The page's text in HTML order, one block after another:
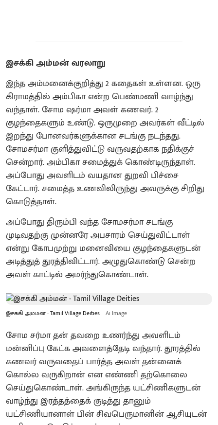
இசக்கி அம்மன் வரலாறு
இந்த அம்மனைக்குறித்து 2 கதைகள் உள்ளன. ஒரு
கிராமத்தில் அம்பிகா என்ற பெண்மணி வாழ்ந்து
வந்தாள். சோம ஷர்மா அவள் கணவர். 2
குழந்தைகளும் உண்டு.‌ ஒருமுறை அவர்கள் வீட்டில்
இறந்து போனவர்களுக்கான சடங்கு நடந்தது‌.
சோமசர்மா குளித்துவிட்டு வருவதற்காக நதிக்குச்
சென்றார். அம்பிகா சமைத்துக் கொண்டிருந்தாள்.
அப்போது அவளிடம் வயதான துறவி பிச்சை
கேட்டார். சமைத்த உணவிலிருந்து அவருக்கு சிறிது
கொடுத்தாள்.
அப்போது திரும்பி வந்த சோமசர்மா சடங்கு
முடிவதற்கு முன்னரே அபசாரம் செய்துவிட்டாள்
என்று கோபமுற்று மனைவியை குழந்தைகளுடன்
அடித்துத் துரத்திவிட்டார். அழுதுகொண்டு சென்ற
அவள் காட்டில் அமர்ந்துகொண்டாள்.
இசக்கி அம்மன் - Tamil Village Deities Ai Image
சோம சர்மா தன் தவறை உணர்ந்து அவளிடம்
மன்னிப்பு கேட்க அவளைத்தேடி வந்தார். தூரத்தில்
கணவர் வருவதைப் பார்த்த அவள் தன்னைக்
கொல்ல வருகிறான் என எண்ணி தற்கொலை
செய்துகொண்டாள். அங்கிருந்த யட்சிணிகளுடன்
வாழ்ந்து இரத்தத்தைக் குடித்து தானும்
யட்சிணியானாள் பின் சிவபெருமானின் ஆசியுடன்